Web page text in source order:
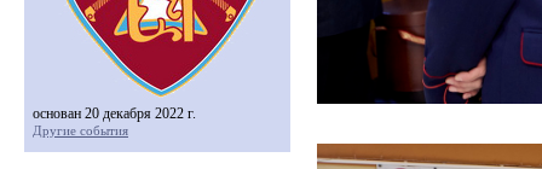
основан 20 декабря 2022 г.
Другие события